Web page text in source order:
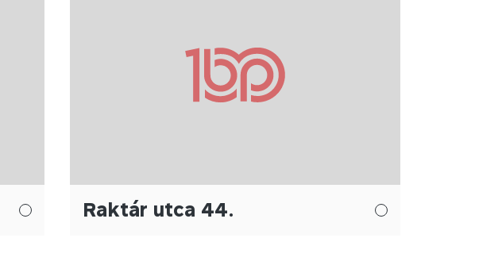
Raktár utca 44.